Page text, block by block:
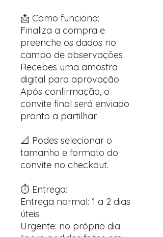
📩 Como funciona:
Finaliza a compra e
preenche os dados no
campo de observações
Recebes uma amostra
digital para aprovação
Após confirmação, o
convite final será enviado
pronto a partilhar
📐 Podes selecionar o
tamanho e formato do
convite no checkout.
⏱️ Entrega:
Entrega normal: 1 a 2 dias
úteis
Urgente: no próprio dia